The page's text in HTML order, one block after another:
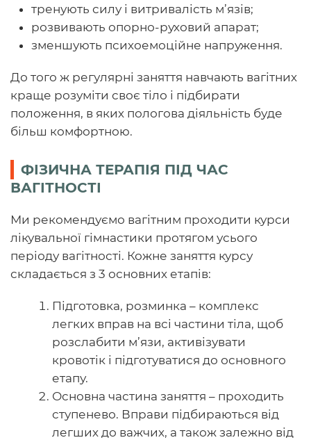
тренують силу і витривалість м’язів;
розвивають опорно-руховий апарат;
зменшують психоемоційне напруження.
До того ж регулярні заняття навчають вагітних
краще розуміти своє тіло і підбирати
положення, в яких пологова діяльність буде
більш комфортною.
ФІЗИЧНА ТЕРАПІЯ ПІД ЧАС
ВАГІТНОСТІ
Ми рекомендуємо вагітним проходити курси
лікувальної гімнастики протягом усього
періоду вагітності. Кожне заняття курсу
складається з 3 основних етапів:
Підготовка, розминка – комплекс
легких вправ на всі частини тіла, щоб
розслабити м’язи, активізувати
кровотік і підготуватися до основного
етапу.
Основна частина заняття – проходить
ступенево. Вправи підбираються від
легших до важчих, а також залежно від